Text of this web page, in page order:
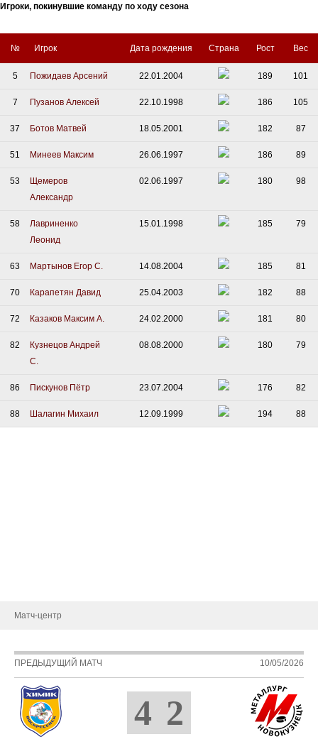
Игроки, покинувшие команду по ходу сезона
№ Игрок Дата рождения Страна Рост Вес
5 Пожидаев Арсений 22.01.2004 189 101
7 Пузанов Алексей 22.10.1998 186 105
37 Ботов Матвей 18.05.2001 182 87
51 Минеев Максим 26.06.1997 186 89
53
Щемеров
Александр
02.06.1997 180 98
58
Лавриненко
Леонид
15.01.1998 185 79
63 Мартынов Егор С. 14.08.2004 185 81
70 Карапетян Давид 25.04.2003 182 88
72 Казаков Максим А. 24.02.2000 181 80
82
Кузнецов Андрей
С.
08.08.2000 180 79
86 Пискунов Пётр 23.07.2004 176 82
88 Шалагин Михаил 12.09.1999 194 88
Матч-центр
ПРЕДЫДУЩИЙ МАТЧ 10/05/2026
4 2